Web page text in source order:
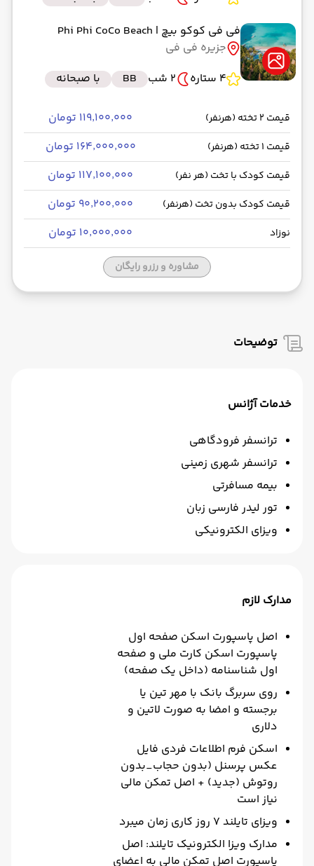
فی فی کوکو بیچ | Phi Phi CoCo Beach
جزیره فی فی
4 ستاره
2 شب BB با صبحانه
قیمت 2 تخته (هرنفر) ۱۱۹٬۱۰۰٬۰۰۰ تومان
قیمت 1 تخته (هرنفر) ۱۶۴٬۰۰۰٬۰۰۰ تومان
قیمت کودک با تخت (هر نفر) ۱۱۷٬۱۰۰٬۰۰۰ تومان
قیمت کودک بدون تخت (هرنفر) ۹۰٬۲۰۰٬۰۰۰ تومان
نوزاد ۱۰٬۰۰۰٬۰۰۰ تومان
مشاوره و رزرو رایگان
توضیحات
خدمات آژانس
ترانسفر فرودگاهی
ترانسفر شهری زمینی
بیمه مسافرتی
تور لیدر فارسی زبان
ویزای الکترونیکی
مدارک لازم
اصل پاسپورت اسکن صفحه اول
پاسپورت اسکن کارت ملی و صفحه
اول شناسنامه (داخل یک صفحه)
روی سربرگ بانک با مهر تین یا
برجسته و امضا به صورت لاتین و
دلاری
اسکن فرم اطلاعات فردی فایل
عکس پرسنل (بدون حجاب_بدون
روتوش (جدید) + اصل تمکن مالی
نیاز است
ویزای تایلند 7 روز کاری زمان میبرد
مدارک ویزا الکترونیک تایلند: اصل
پاسپورت اصل تمکن مالی به اعضای